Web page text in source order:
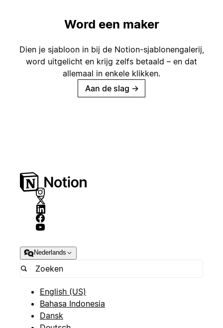
Word een maker
Dien je sjabloon in bij de Notion-sjablonengalerij,
word uitgelicht en krijg zelfs betaald – en dat
allemaal in enkele klikken.
Aan de slag →
Nederlands
English (US)
Bahasa Indonesia
Dansk